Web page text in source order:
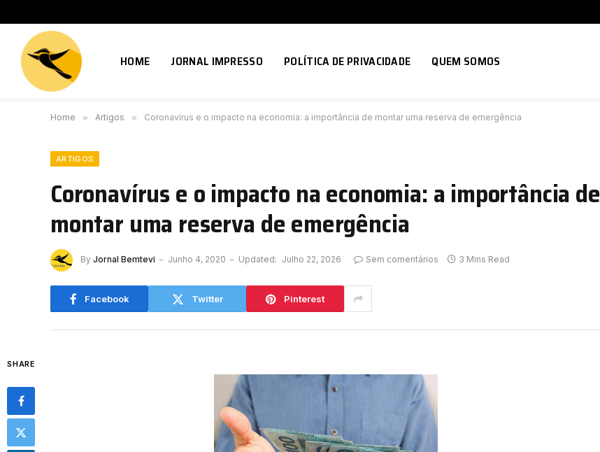
HOME JORNAL IMPRESSO POLÍTICA DE PRIVACIDADE QUEM SOMOS
Home » Artigos » Coronavírus e o impacto na economia: a importância de montar uma reserva de emergência
ARTIGOS
Coronavírus e o impacto na economia: a importância de
montar uma reserva de emergência
By Jornal Bemtevi Junho 4, 2020 Updated: Julho 22, 2026 Sem comentários 3 Mins Read
Facebook Twitter Pinterest
SHARE